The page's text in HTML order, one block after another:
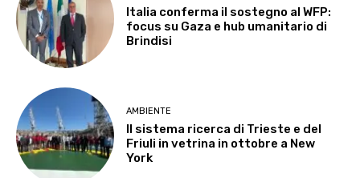
Italia conferma il sostegno al WFP:
focus su Gaza e hub umanitario di
Brindisi
AMBIENTE
Il sistema ricerca di Trieste e del
Friuli in vetrina in ottobre a New
York